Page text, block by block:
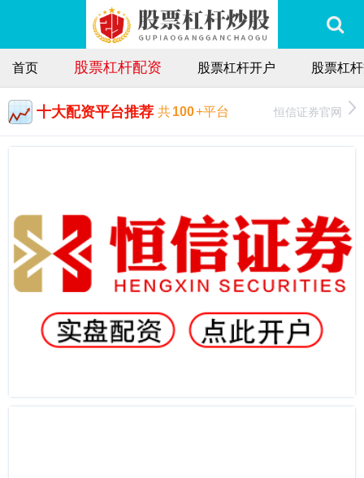
首页 股票杠杆配资 股票杠杆开户 股票杠
十大配资平台推荐 共100+平台 恒信证券官网